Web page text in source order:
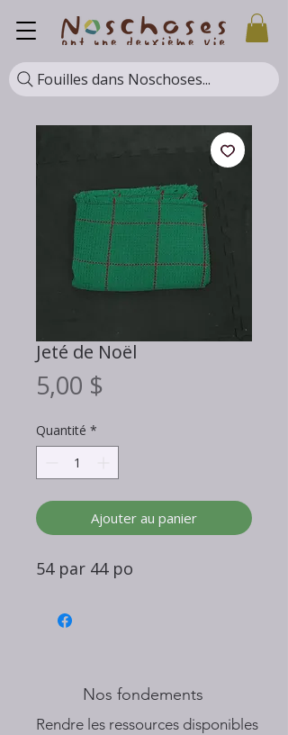
Fouilles dans Noschoses...
Jeté de Noël
5,00 $
Quantité *
Ajouter au panier
54 par 44 po
Nos fondements
​Rendre les ressources disponibles